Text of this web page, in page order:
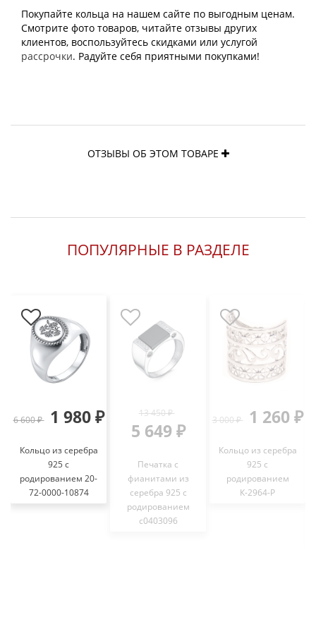
Покупайте кольца на нашем сайте по выгодным ценам.
Смотрите фото товаров, читайте отзывы других
клиентов, воспользуйтесь скидками или услугой
рассрочки. Радуйте себя приятными покупками!
ОТЗЫВЫ ОБ ЭТОМ ТОВАРЕ
ПОПУЛЯРНЫЕ В РАЗДЕЛЕ
6 600 ₽ 1 980 ₽
Кольцо из серебра
925 с
родированием 20-
72-0000-10874
13 450 ₽
5 649 ₽
Печатка с
фианитами из
серебра 925 с
родированием
с0403096
3 000 ₽ 1 260 ₽
Кольцо из серебра
925 с
родированием
К-2964-Р